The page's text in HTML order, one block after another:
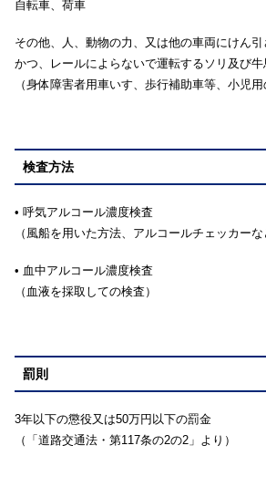
自転車、荷車
その他、人、動物の力、又は他の車両にけん引
かつ、レールによらないで運転するソリ及び
（身体障害者用車いす、歩行補助車等、小児用
検査方法
• 呼気アルコール濃度検査
（風船を用いた方法、アルコールチェッカーな
• 血中アルコール濃度検査
（血液を採取しての検査）
罰則
3年以下の懲役又は50万円以下の罰金
（「道路交通法・第117条の2の2」より）